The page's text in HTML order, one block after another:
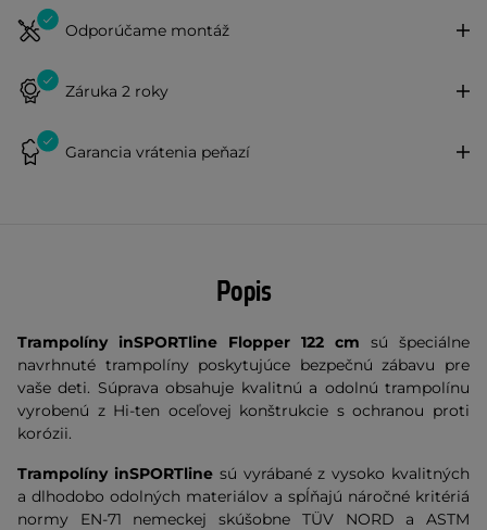
Odporúčame montáž
Záruka 2 roky
Garancia vrátenia peňazí
Popis
Trampolíny inSPORTline Flopper 122 cm sú špeciálne
navrhnuté trampolíny poskytujúce bezpečnú zábavu pre
vaše deti. Súprava obsahuje kvalitnú a odolnú trampolínu
vyrobenú z Hi-ten oceľovej konštrukcie s ochranou proti
korózii.
Trampolíny inSPORTlinesú vyrábané z vysoko kvalitných
a dlhodobo odolných materiálov a spĺňajú náročné kritériá
normy EN-71 nemeckej skúšobne TÜV NORD a ASTM